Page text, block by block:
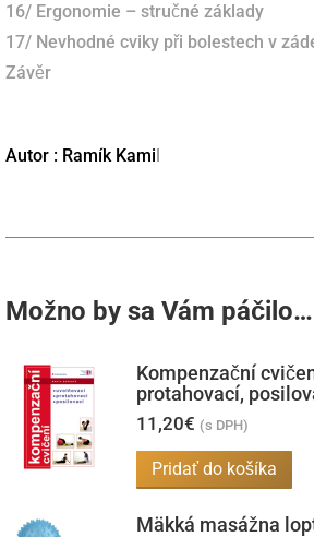
16/ Ergonomie – stručné základy
17/ Nevhodné cviky při bolestech v
Závěr
Autor : Ramík Kamil
Možno by sa Vám páčilo…
Kompenzační
protahovací,
11,20€ (s DPH)
Pridať do košíka
Mäkká masážna